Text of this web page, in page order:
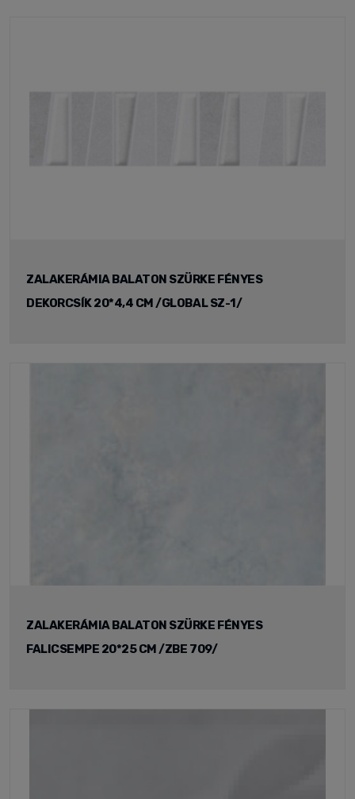
ZALAKERÁMIA BALATON SZÜRKE FÉNYES
DEKORCSÍK 20*4,4 CM /GLOBAL SZ-1/
ZALAKERÁMIA BALATON SZÜRKE FÉNYES
FALICSEMPE 20*25 CM /ZBE 709/